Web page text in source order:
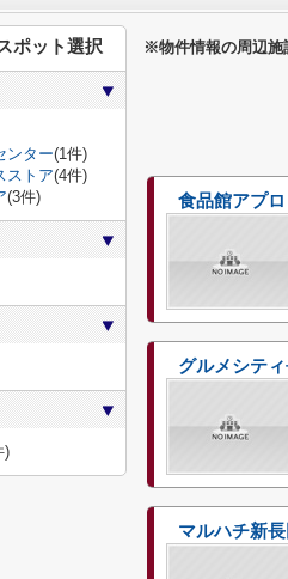
※物件情報の周辺施
食品館アプ
グルメシテ
マルハチ新
ポット選択
ンター(1件)
ストア(4件)
(3件)
)